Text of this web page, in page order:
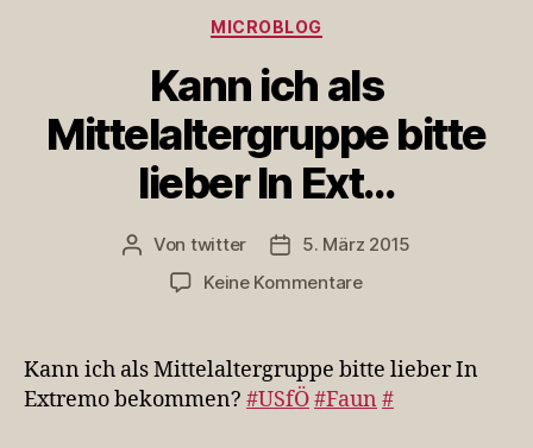
Kategorien
MICROBLOG
Kann ich als
Mittelaltergruppe bitte
lieber In Ext…
Beitragsautor
Von twitter Veröffentlichungsdatum
5. März 2015
Keine Kommentarezu
als
Mittelaltergruppe
bitte
Kann ich als Mittelaltergruppe bitte lieber In
Extremo bekommen? #USfÖ#Faun #